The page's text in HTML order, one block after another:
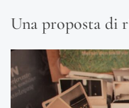
Una proposta di